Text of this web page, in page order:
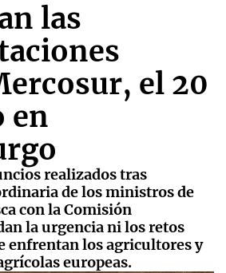
las
el 20
en
realizados tras
de los ministros de
con la Comisión
la urgencia ni los retos
enfrentan los agricultores y
europeas.